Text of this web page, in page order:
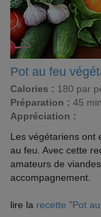
Pot au feu
Calories : 180 par
Préparation : 45 min
Appréciation :
Les végétariens ont
au feu. Avec cette
amateurs de
accompagnement.
lire la recette "Pot